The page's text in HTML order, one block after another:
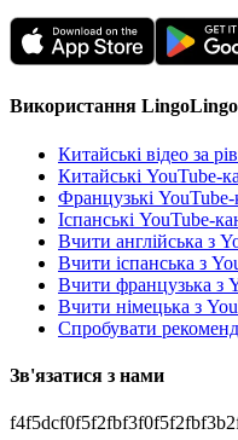
Використання LingoLingo
Китайські відео за
Китайські YouTube-
Французькі
Іспанські YouTube-
Вчити англійська з
Вчити іспанська з
Вчити французька з
Вчити німецька з
Спробувати
Зв'язатися з нами